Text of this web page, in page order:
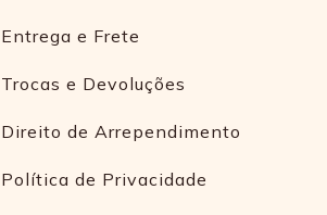
Entrega e Frete
Trocas e Devoluções
Direito de Arrependimento
Política de Privacidade